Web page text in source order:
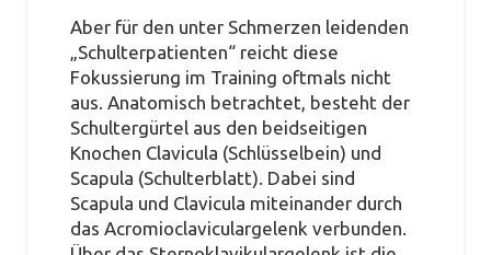
Aber für den unter Schmerzen leidenden
„Schulterpatienten“ reicht diese
Fokussierung im Training oftmals nicht
aus. Anatomisch betrachtet, besteht der
Schultergürtel aus den beidseitigen
Knochen Clavicula (Schlüsselbein) und
Scapula (Schulterblatt). Dabei sind
Scapula und Clavicula miteinander durch
das Acromioclaviculargelenk verbunden.